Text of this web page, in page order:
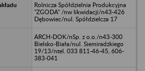
Rolnicza Spółdzielnia Produkcyjna
"ZGODA" /nw likwidacji/n43-426
Dębowiec/nul. Spółdzielcza 17
ARCH-DOK/nSp. z o.o./n43-300
Bielsko-Biała/nul. Siemiradzkiego
19/13/ntel. 033 811-46-45, 606-
383-041